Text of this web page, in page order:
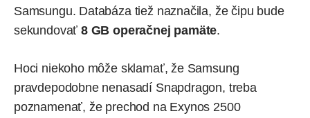
Samsungu. Databáza tiež naznačila, že čipu bude
sekundovať8 GB operačnej pamäte.
Hoci niekoho môže sklamať, že Samsung
pravdepodobne nenasadí Snapdragon, treba
poznamenať, že prechod na Exynos 2500